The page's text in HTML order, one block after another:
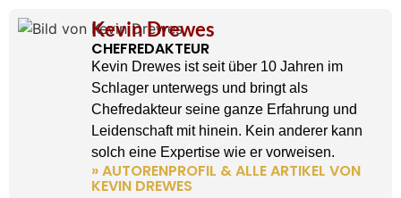
Kevin Drewes
CHEFREDAKTEUR
Kevin Drewes ist seit über 10 Jahren im
Schlager unterwegs und bringt als
Chefredakteur seine ganze Erfahrung und
Leidenschaft mit hinein. Kein anderer kann
solch eine Expertise wie er vorweisen.
» AUTORENPROFIL & ALLE ARTIKEL VON
KEVIN DREWES